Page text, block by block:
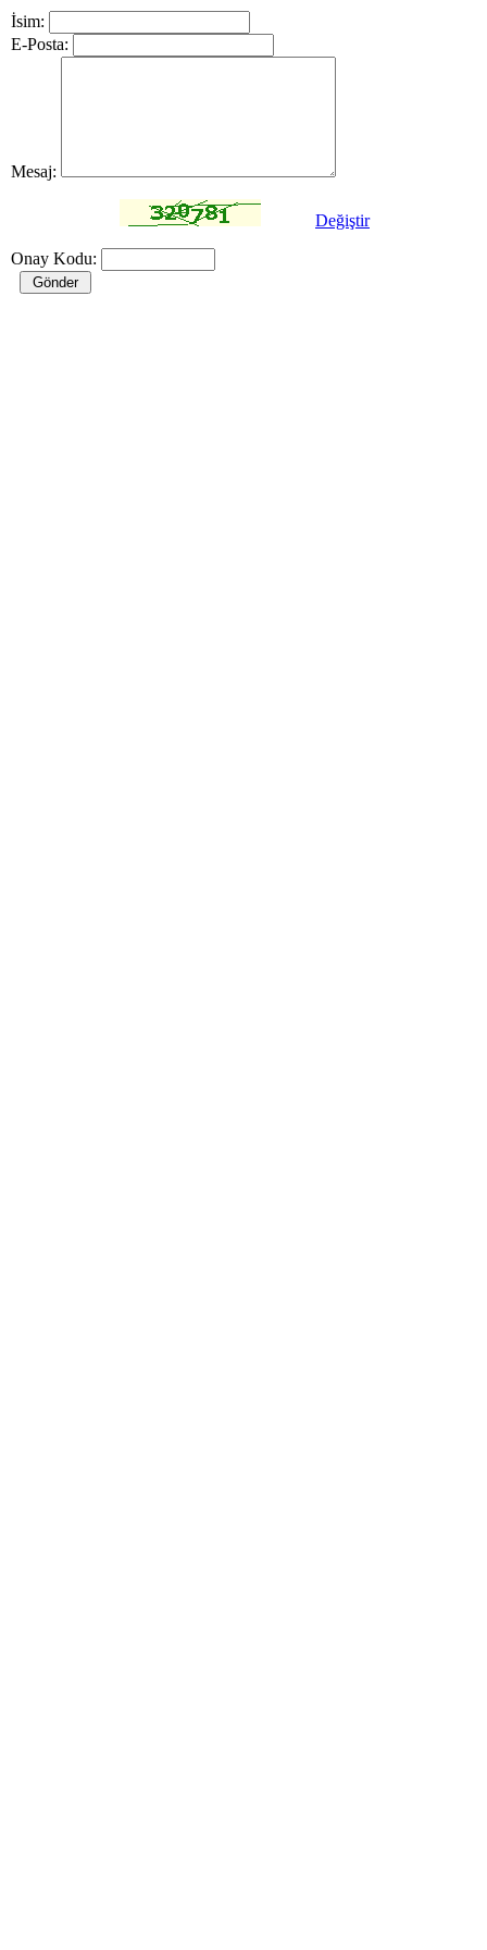
İsim:
E-Posta:
Mesaj:
Değiştir
Onay Kodu: